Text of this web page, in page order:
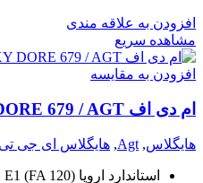
افزودن به علاقه مندی
مشاهده سریع
افزودن به مقایسه
ام دی اف HG GALAXY DORE 679 / AGT
هایگلاس,
Agt
, هایگلاس ای جی تی
استاندارد اروپا (E1 (FA 120